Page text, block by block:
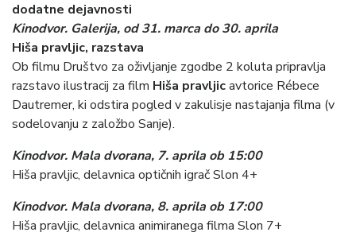
dodatne dejavnosti
Kinodvor. Galerija, od 31. marca do 30. aprila
Hiša pravljic, razstava
Ob filmu Društvo za oživljanje zgodbe 2 koluta pripravlja
razstavo ilustracij za film Hiša pravljicavtorice Rébece
Dautremer, ki odstira pogled v zakulisje nastajanja filma (v
sodelovanju z založbo Sanje).
Kinodvor. Mala dvorana, 7. aprila ob 15:00
Hiša pravljic, delavnica optičnih igrač Slon 4+
Kinodvor. Mala dvorana, 8. aprila ob 17:00
Hiša pravljic, delavnica animiranega filma Slon 7+